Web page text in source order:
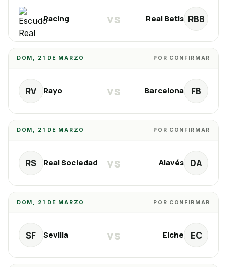
Racing vs RBB
Real Betis
DOM, 21 DE MARZO POR CONFIRMAR
RV Rayo vs FB
Barcelona
DOM, 21 DE MARZO POR CONFIRMAR
RS Real Sociedad vs DA
Alavés
DOM, 21 DE MARZO POR CONFIRMAR
SF Sevilla vs EC
Elche